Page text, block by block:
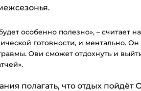
особенно полезно», – считает
готовности, и ментально.
Ови сможет отдохнуть и
полагать, что отдых пойдёт